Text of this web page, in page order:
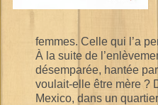
femmes. Celle qui l’a
À la suite de
désemparée, hantée
voulait-elle être mère ?
Mexico, dans un